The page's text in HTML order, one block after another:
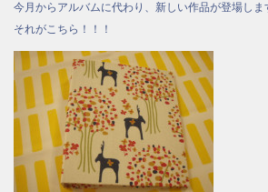
今月からアルバムに代わり、新しい作品が登場しま
それがこちら！！！